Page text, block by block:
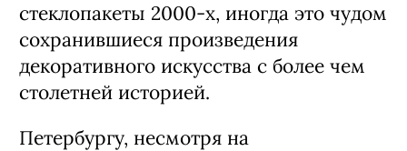
стеклопакеты 2000-х, иногда это чудом
сохранившиеся произведения
декоративного искусства с более чем
столетней историей.
Петербургу, несмотря на